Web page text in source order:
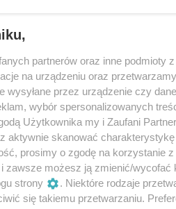
11 /
partnerów oraz inne podmioty
na urządzeniu oraz
wysyłane przez urządzenie czy
wybór spersonalizowanych
Użytkownika my i Zaufani
aktywnie skanować
prosimy o zgodę na korzystanie
i zawsze możesz ją zmienić/
strony
. Niektóre rodzaje
się takiemu przetwarzaniu.